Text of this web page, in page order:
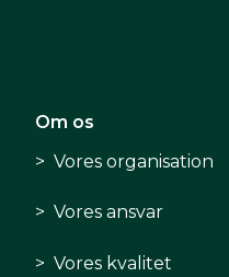
Om os
Vores organisation
Vores ansvar
Vores kvalitet